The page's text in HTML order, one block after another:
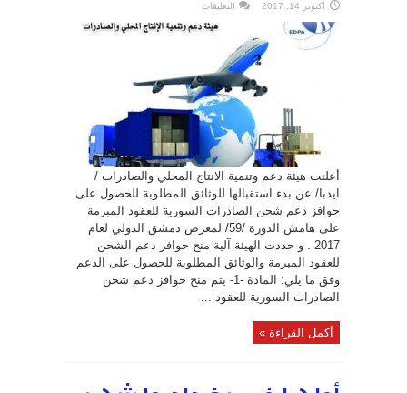
أكتوبر 14, 2017 التعليقات
يتم
دعم
لمعرض
دمشق
الدولي
مغلقة
أعلنت هيئة دعم وتنمية الانتاج المحلي والصادرات /
ايدبا/ عن بدء استقبالها للوثائق المطلوبة للحصول على
حوافز دعم شحن الصادرات السورية للعقود المبرمة
على هامش الدورة /59/ لمعرض دمشق الدولي لعام
2017 . و حددت الهيئة آلية منح حوافز دعم الشحن
للعقود المبرمة والوثائق المطلوبة للحصول على الدعم
وفق ما يلي: المادة -1- يتم منح حوافز دعم شحن
الصادرات السورية للعقود ...
أكمل القراءة »